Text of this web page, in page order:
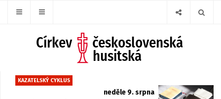
KAZATELSKÝ CYKLUS
neděle 9. srpna